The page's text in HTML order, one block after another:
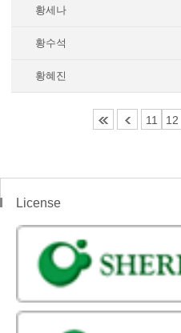
황세나
황수석
황혜진
11 12
License